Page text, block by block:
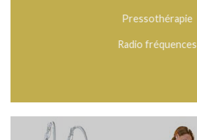
Pressothérapie
Radio fréquences